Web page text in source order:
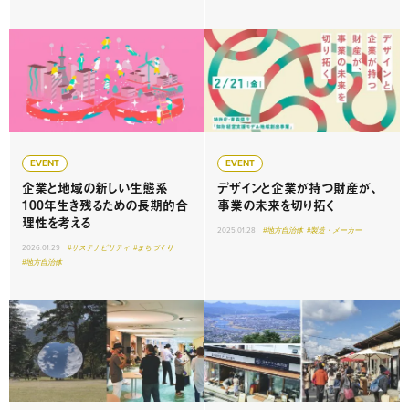
EVENT
企業と地域の新しい生態系
100年生き残るための長期的合
理性を考える
2026.01.29 #サステナビリティ #まちづくり
#地方自治体
EVENT
デザインと企業が持つ財産が、
事業の未来を切り拓く
2025.01.28 #地方自治体 #製造・メーカー